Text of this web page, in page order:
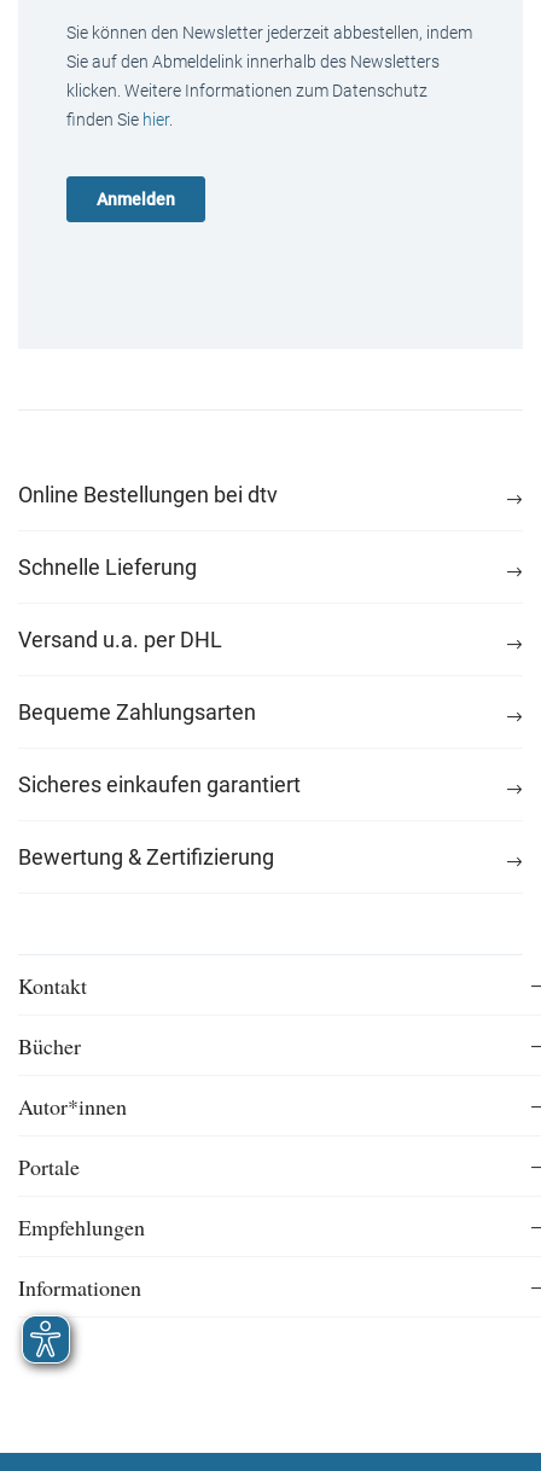
Sie können den Newsletter jederzeit abbestellen, indem
Sie auf den Abmeldelink innerhalb des Newsletters
klicken. Weitere Informationen zum Datenschutz
finden Sie hier.
Online Bestellungen bei dtv
Schnelle Lieferung
Versand u.a. per DHL
Bequeme Zahlungsarten
Sicheres einkaufen garantiert
Bewertung & Zertifizierung
Kontakt
Bücher
Autor*innen
Portale
Empfehlungen
Informationen